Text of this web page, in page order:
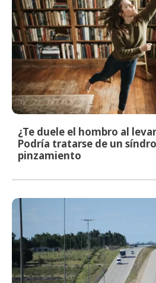
¿Te duele el hombro al
Podría tratarse de un
pinzamiento